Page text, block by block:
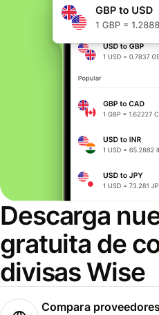
Descarga
gratuita de
divisas Wise
Compara